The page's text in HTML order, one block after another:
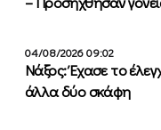
04/08/2026 09:02
Νάξος: Έχασε το
άλλα δύο σκάφη